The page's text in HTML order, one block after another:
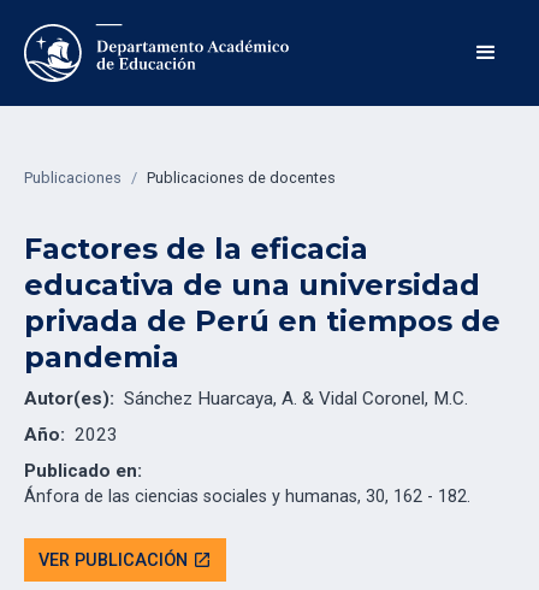
Publicaciones / Publicaciones de docentes
Factores de la eficacia
educativa de una universidad
privada de Perú en tiempos de
pandemia
Autor(es): Sánchez Huarcaya, A. & Vidal Coronel, M.C.
Año: 2023
Publicado en:
Ánfora de las ciencias sociales y humanas, 30, 162 - 182.
VER PUBLICACIÓN open_in_new